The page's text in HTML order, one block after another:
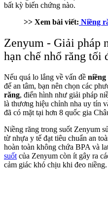
bất kỳ biến chứng nào.
>> Xem bài viết: Niềng
Zenyum - Giải pháp
hạn chế nhổ răng tối
Nếu quá lo lắng về vấn đề
để an tâm, bạn nên chọn các
răng, điển hình như giải pháp
là thương hiệu chỉnh nha uy tín
đã có mặt tại hơn 8 quốc gia
Niềng răng trong suốt Zenyum
từ nhựa y tế đạt tiêu chuẩn an
hoàn toàn không chứa BPA và
suốt của Zenyum còn ít gây ra
cảm giác khó chịu khi đeo niềng.